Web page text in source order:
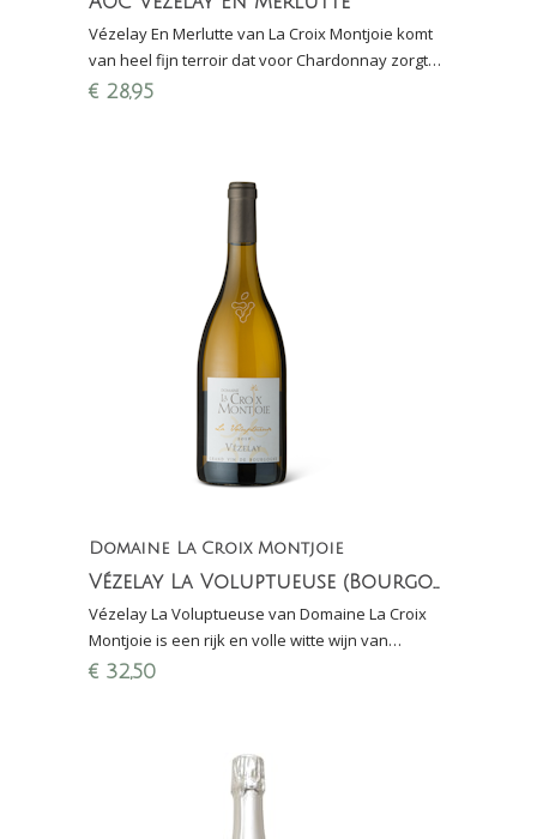
Vézelay En Merlutte van La Croix Montjoie komt
van heel fijn terroir dat voor Chardonnay zorgt
met heel veel precisie en een groot
€ 28,95
Domaine La Croix Montjoie
Vézelay La Voluptueuse (Bourgogne, Chardonnay)
Vézelay La Voluptueuse van Domaine La Croix
Montjoie is een rijk en volle witte wijn van
Chardonnay uit de Bourgogne met een
€ 32,50